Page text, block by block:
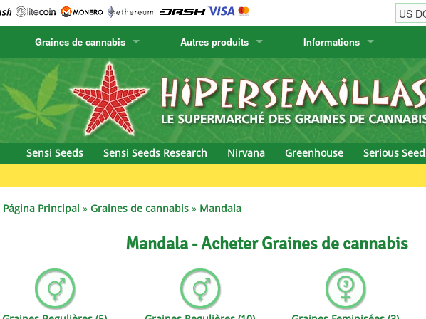
Graines de cannabis
CBD Crew
Chronic & Caviar
Delicious Seeds
Dr. Underground Seeds
Dutch Passion
Exotic Seeds
Humboldt Seed Company
Humboldt Seeds
Hyp3rids
Kannabia
K.C. Brains
La Semilla Automatica
Positronics
Prana Medical
Pyramid Seeds
Royal Queen
Seedsman
Autres produits
Graines de cactus
Plantes Canaries
Informations
Informations de commande
Informations de livraison
Questions fréquentes
Sensi Seeds
Sensi Seeds Research Nirvana Greenhouse Serious
Página Principal » Graines de cannabis » Mandala
Mandala - Acheter Graines de cannabis